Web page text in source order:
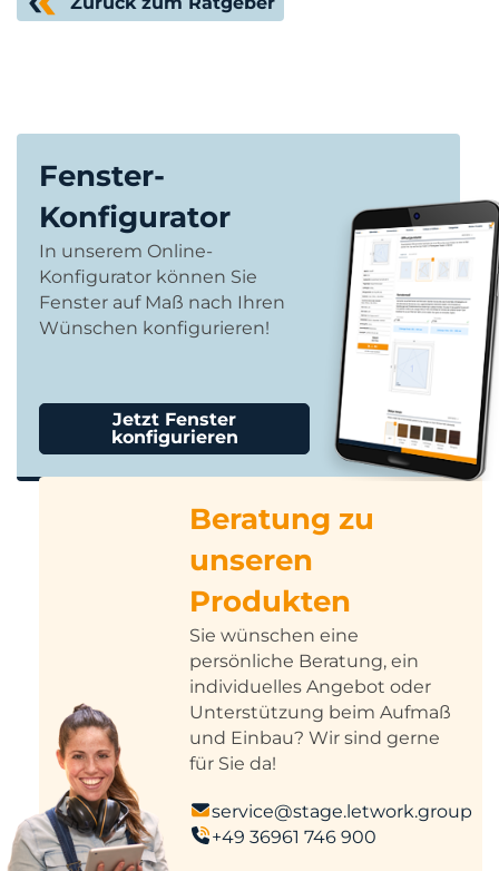
Fenster-
Konfigurator
In unserem Online-
Konfigurator können Sie
Fenster auf Maß nach Ihren
Wünschen konfigurieren!
Jetzt Fenster
konfigurieren
Beratung zu
unseren
Produkten
Sie wünschen eine
persönliche Beratung, ein
individuelles Angebot oder
Unterstützung beim Aufmaß
und Einbau? Wir sind gerne
für Sie da!
service@stage.letwork.group
+49 36961 746 900